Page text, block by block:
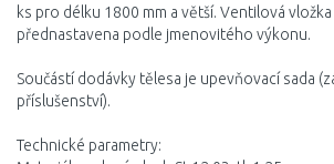
ks pro délku 1800 mm a větší. Ventilová
přednastavena podle jmenovitého výkonu.
Součástí dodávky tělesa je upevňovací sada
příslušenství).
Technické parametry: